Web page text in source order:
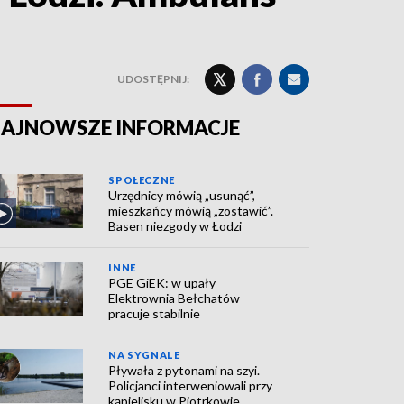
UDOSTĘPNIJ:
INFORMACJE
SPOŁECZNE
Urzędnicy mówią „usunąć”,
mieszkańcy mówią „zostawić”.
Basen niezgody w Łodzi
INNE
PGE GiEK: w upały
Elektrownia Bełchatów
pracuje stabilnie
NA SYGNALE
Pływała z pytonami na szyi.
Policjanci interweniowali przy
kąpielisku w Piotrkowie